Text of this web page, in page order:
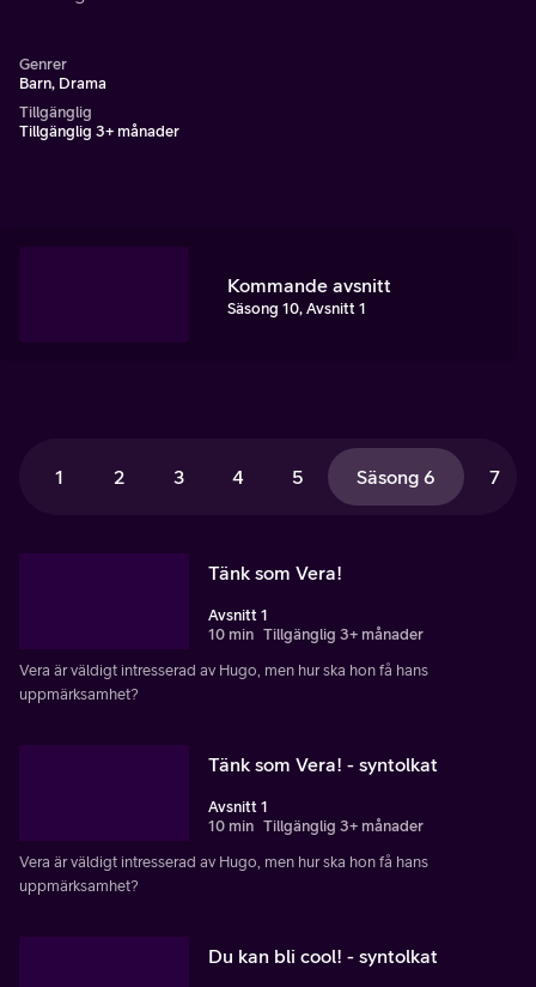
Genrer
Barn, Drama
Tillgänglig
Tillgänglig 3+ månader
Kommande avsnitt
Säsong 10, Avsnitt 1
1 2 3 4 5 Säsong 6 7
Tänk som Vera!
Avsnitt 1
10 min Tillgänglig 3+ månader
Vera är väldigt intresserad av Hugo, men hur ska hon få hans
uppmärksamhet?
Tänk som Vera! - syntolkat
Avsnitt 1
10 min Tillgänglig 3+ månader
Vera är väldigt intresserad av Hugo, men hur ska hon få hans
uppmärksamhet?
Du kan bli cool! - syntolkat